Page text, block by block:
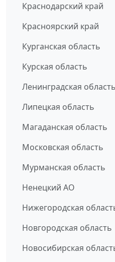
Краснодарский край
Красноярский край
Курганская область
Курская область
Ленинградская область
Липецкая область
Магаданская область
Московская область
Мурманская область
Ненецкий АО
Нижегородская
Новгородская область
Новосибирская